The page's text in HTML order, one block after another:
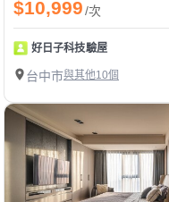
$10,999/次
好日子科技驗屋
台中市與其他10個